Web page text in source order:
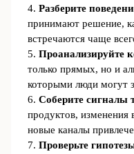
4. Разберите
принимают решение,
встречаются чаще
5. Проанализируйте
только прямых, но и
которыми люди могут
6. Соберите сигналы
продуктов, изменения
новые каналы
7. Проверьте